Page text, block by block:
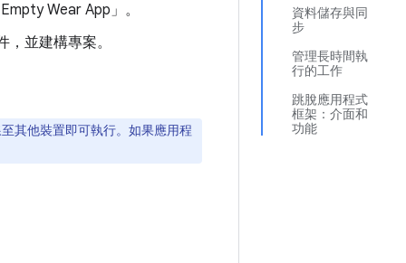
資料儲存與同
步
管理長時間執
行的工作
跳脫應用程式
框架：介面和
功能
Wear App」 。
並建構專案。
其他裝置即可執行。如果應用程